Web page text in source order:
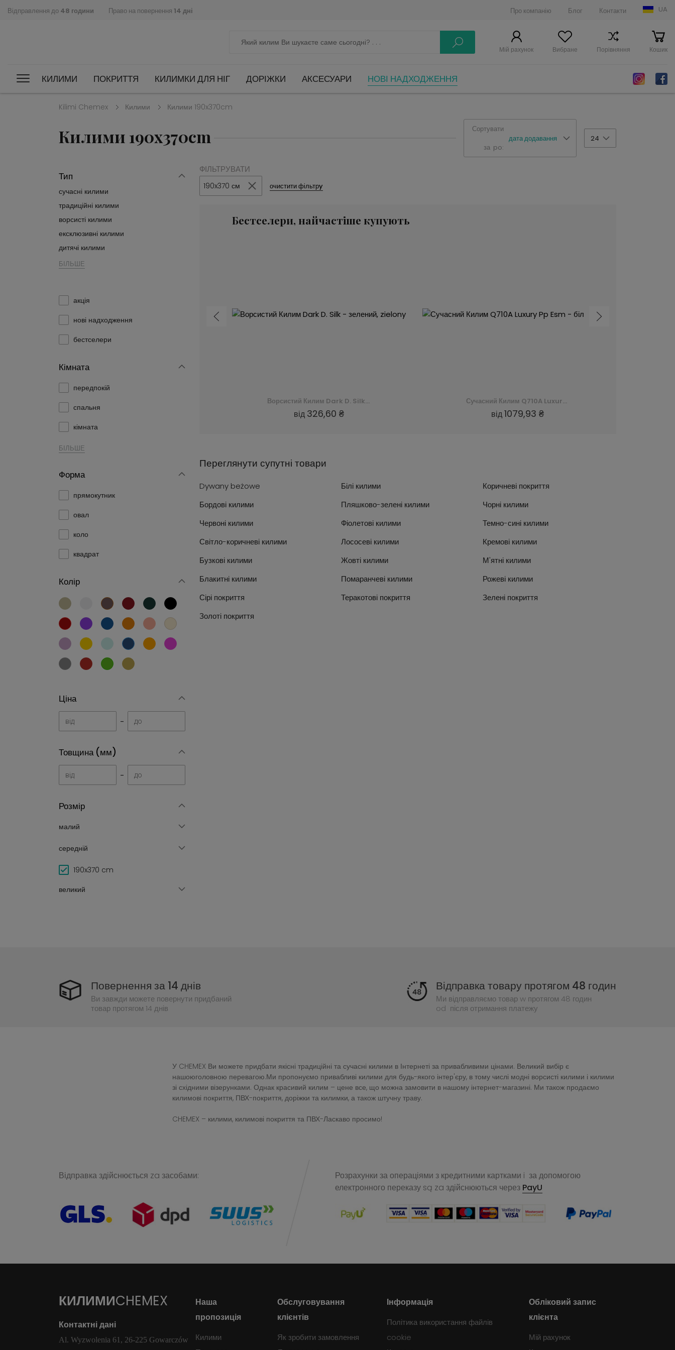
Відправлення до 48 години Право на повернення 14 дні Про компанію Блог Контакти UA
Мій рахунок Вибране Порівняння Кошик
КИЛИМИ ПОКРИТТЯ КИЛИМКИ ДЛЯ НІГ ДОРІЖКИ АКСЕСУАРИ НОВІ НАДХОДЖЕННЯ
Kilimi Chemex Килими Килими 190x370cm
Килими 190x370cm
Сортувати
за po:
дата додавання 24
Тип
сучасні килими
традиційні килими
ворсисті килими
ексклюзивні килими
дитячі килими
БІЛЬШЕ
акція
нові надходження
бестселери
Кімната
передпокій
спальня
кімната
БІЛЬШЕ
Форма
прямокутник
овал
коло
квадрат
Колір
Ціна
-
Товщина (мм)
-
Розмір
малий
середній
190x370 cm
великий
ФІЛЬТРУВАТИ
190x370 см очистити фільтрy
Бестселери, найчастіше купують
Ворсистий Килим Dark D. Silk - зелений, zielony
від 326,60 ₴
Сучасний Килим Q710A Luxury Pp Esm - білий, biały
від1079,93 ₴
Переглянути супутні товари
Dywany beżowe Білі килими
Коричневі покриття
Бордові килими
Пляшково-зелені килими
Чорні килими
Червоні килими
Фіолетові килими
Темно-сині килими
Світло-коричневі килими
Лососеві килими
Кремові килими
Бузкові килими
Жовті килими
М'ятні килими
Блакитні килими
Помаранчеві килими
Рожеві килими
Сірі покриття
Теракотові покриття
Зелені покриття
Золоті покриття
Повернення за 14 днів
Ви завжди можете повернути придбаний
товар протягом 14 днів
Відправка товару протягом 48 годин
Ми відправляємо товар w протягом 48 годин
od після отримання платежу
У CHEMEX Ви можете придбати якісні традиційні та сучасні килими в Інтернеті за привабливими цінами. Великий вибір є
нашоюголовною перевагою.Ми пропонуємо привабливі килими для будь-якого інтер'єру, в тому числі модні ворсисті килими і килими
зі східними візерунками. Однак красивий килим – цене все, що можна замовити в нашому інтернет-магазині. Ми також продаємо
килимові покриття, ПВХ-покриття, доріжки та килимки, а також штучну траву.
CHEMEX – килими, килимові покриття та ПВХ-Ласкаво просимо!
Відправка здійснюється za засобами:
Розрахунки за операціями з кредитними картками i за допомогою
електронного переказу są za здійснюються через PayU
КИЛИМИCHEMEX
Контактні дані
Al. Wyzwolenia 61, 26-225 Gowarczów
Наша
пропозиція
Килими
Обслуговування
клієнтів
Як зробити замовлення
Інформація
Політика використання файлів
cookie
Обліковий запис
клієнта
Мій рахунок